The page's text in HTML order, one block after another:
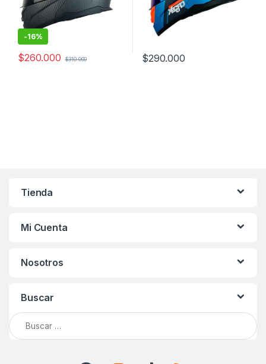
-16%
$260.000 $310.000 $290.000
Tienda
Mi Cuenta
Nosotros
Buscar
Buscar: